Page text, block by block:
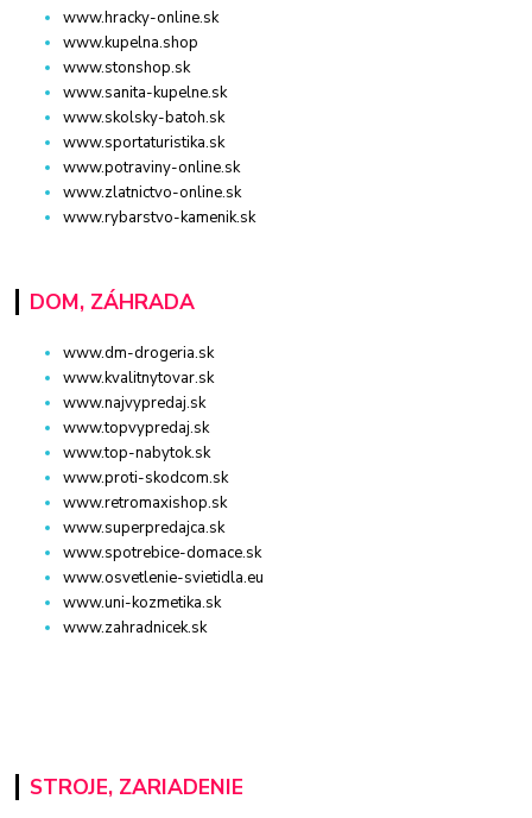
www.hracky-online.sk
www.kupelna.shop
www.stonshop.sk
www.sanita-kupelne.sk
www.skolsky-batoh.sk
www.sportaturistika.sk
www.potraviny-online.sk
www.zlatnictvo-online.sk
www.rybarstvo-kamenik.sk
DOM, ZÁHRADA
www.dm-drogeria.sk
www.kvalitnytovar.sk
www.najvypredaj.sk
www.topvypredaj.sk
www.top-nabytok.sk
www.proti-skodcom.sk
www.retromaxishop.sk
www.superpredajca.sk
www.spotrebice-domace.sk
www.osvetlenie-svietidla.eu
www.uni-kozmetika.sk
www.zahradnicek.sk
STROJE, ZARIADENIE